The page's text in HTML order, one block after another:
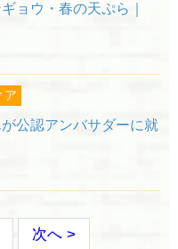
ョウ・春の天ぷら｜
ア
公認アンバサダーに就
次へ >